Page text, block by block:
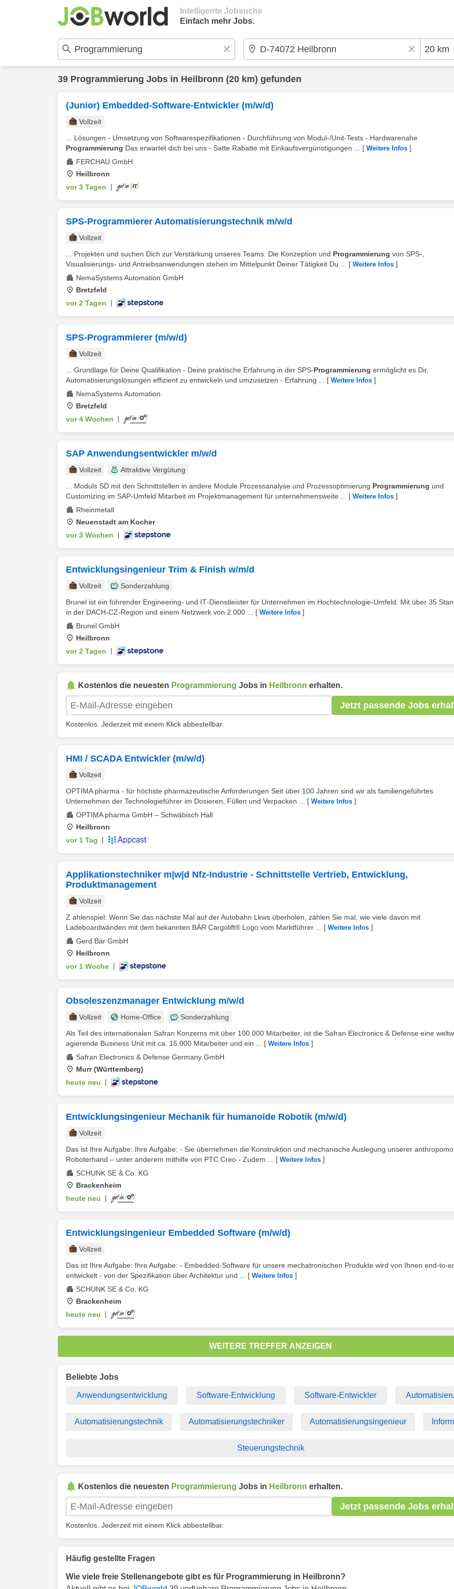
Intelligente Jobsuche
Einfach mehr Jobs.
39 Programmierung Jobs in Heilbronn (20 km) gefunden
(Junior) Embedded-Software-Entwickler (m/w/d)
Vollzeit
... Lösungen - Umsetzung von Softwarespezifikationen - Durchführung von Modul-/Unit-Tests - Hardwarenahe
Programmierung Das erwartet dich bei uns - Satte Rabatte mit Einkaufsvergünstigungen ... [ Weitere Infos ]
FERCHAU GmbH
Heilbronn
vor 3 Tagen
SPS-Programmierer Automatisierungstechnik m/w/d
Vollzeit
... Projekten und suchen Dich zur Verstärkung unseres Teams. Die Konzeption und Programmierung von SPS-,
Visualisierungs- und Antriebsanwendungen stehen im Mittelpunkt Deiner Tätigkeit Du ...
[ Weitere Infos ]
NemaSystems Automation GmbH
Bretzfeld
vor 2 Tagen
SPS-Programmierer (m/w/d)
Vollzeit
... Grundlage für Deine Qualifikation - Deine praktische Erfahrung in der SPS-Programmierung ermöglicht es Dir,
Automatisierungslösungen effizient zu entwickeln und umzusetzen - Erfahrung ...
[ Weitere Infos ]
NemaSystems Automation
Bretzfeld
vor 4 Wochen
SAP Anwendungsentwickler m/w/d
Vollzeit
Attraktive Vergütung
... Moduls SD mit den Schnittstellen in andere Module Prozessanalyse und Prozessoptimierung Programmierung und
Customizing im SAP-Umfeld Mitarbeit im Projektmanagement für unternehmensweite ...
[ Weitere Infos ]
Rheinmetall
Neuenstadt am Kocher
vor 3 Wochen
Entwicklungsingenieur Trim & Finish w/m/d
Vollzeit
Sonderzahlung
Brunel ist ein führender Engineering‑ und IT‑Dienstleister für Unternehmen im Hochtechnologie‑Umfeld. Mit über 35
in der DACH-CZ-Region und einem Netzwerk von 2.000 ...
[ Weitere Infos ]
Brunel GmbH
Heilbronn
vor 2 Tagen
Kostenlos die neuesten Programmierung Jobs in Heilbronn erhalten.
Jetzt passende Jobs
Kostenlos. Jederzeit mit einem Klick abbestellbar.
HMI / SCADA Entwickler (m/w/d)
Vollzeit
OPTIMA pharma - für höchste pharmazeutische Anforderungen Seit über 100 Jahren sind wir als familiengeführtes
Unternehmen der Technologieführer im Dosieren, Füllen und Verpacken ...
[ Weitere Infos ]
OPTIMA pharma GmbH – Schwäbisch Hall
Heilbronn
vor 1 Tag
Applikationstechniker m|w|d Nfz-Industrie - Schnittstelle Vertrieb, Entwicklung,
Produktmanagement
Vollzeit
Z ahlenspiel: Wenn Sie das nächste Mal auf der Autobahn Lkws überholen, zählen Sie mal, wie viele davon mit
Ladeboardwänden mit dem bekannten BÄR Cargolift® Logo vom Marktführer ...
[ Weitere Infos ]
Gerd Bär GmbH
Heilbronn
vor 1 Woche
Obsoleszenzmanager Entwicklung m/w/d
Vollzeit Home-Office
Sonderzahlung
Als Teil des internationalen Safran Konzerns mit über 100.000 Mitarbeiter, ist die Safran Electronics & Defense eine
agierende Business Unit mit ca. 15.000 Mitarbeiter und ein ...
[ Weitere Infos ]
Safran Electronics & Defense Germany GmbH
Murr (Württemberg)
heute neu
Entwicklungsingenieur Mechanik für humanoide Robotik (m/w/d)
Vollzeit
Das ist Ihre Aufgabe: Ihre Aufgabe: - Sie übernehmen die Konstruktion und mechanische Auslegung unserer
Roboterhand – unter anderem mithilfe von PTC Creo - Zudem ...
[ Weitere Infos ]
SCHUNK SE & Co. KG
Brackenheim
heute neu
Entwicklungsingenieur Embedded Software (m/w/d)
Vollzeit
Das ist Ihre Aufgabe: Ihre Aufgabe: - Embedded-Software für unsere mechatronischen Produkte wird von Ihnen end-to-
entwickelt - von der Spezifikation über Architektur und ...
[ Weitere Infos ]
SCHUNK SE & Co. KG
Brackenheim
heute neu
WEITERE TREFFER ANZEIGEN
Beliebte Jobs
Anwendungsentwicklung Software-Entwicklung Software-Entwickler
Automatisierungstechnik Automatisierungstechniker Automatisierungsingenieur
Steuerungstechnik
Kostenlos die neuesten Programmierung Jobs in Heilbronn erhalten.
Jetzt passende Jobs
Kostenlos. Jederzeit mit einem Klick abbestellbar.
Häufig gestellte Fragen
Wie viele freie Stellenangebote gibt es für Programmierung in Heilbronn?